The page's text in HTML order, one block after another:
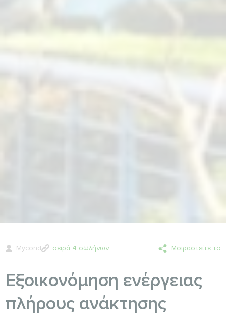
Mycond σειρά 4 σωλήνων Μοιραστείτε το
Εξοικονόμηση ενέργειας
πλήρους ανάκτησης